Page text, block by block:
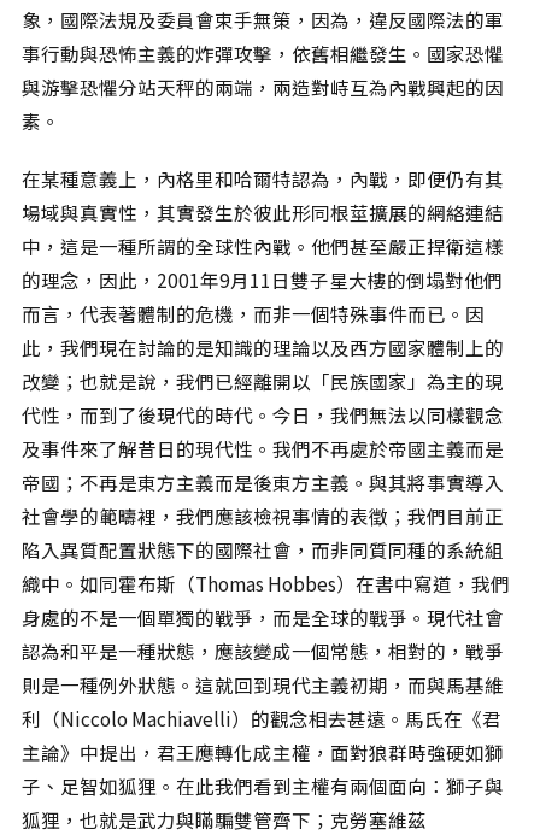
象，國際法規及委員會束手無策，因為，違反國際法的軍
事行動與恐怖主義的炸彈攻擊，依舊相繼發生。國家恐懼
與游擊恐懼分站天秤的兩端，兩造對峙互為內戰興起的因
素。
在某種意義上，內格里和哈爾特認為，內戰，即便仍有其
場域與真實性，其實發生於彼此形同根莖擴展的網絡連結
中，這是一種所謂的全球性內戰。他們甚至嚴正捍衛這樣
的理念，因此，2001年9月11日雙子星大樓的倒塌對他們
而言，代表著體制的危機，而非一個特殊事件而已。因
此，我們現在討論的是知識的理論以及西方國家體制上的
改變；也就是說，我們已經離開以「民族國家」為主的現
代性，而到了後現代的時代。今日，我們無法以同樣觀念
及事件來了解昔日的現代性。我們不再處於帝國主義而是
帝國；不再是東方主義而是後東方主義。與其將事實導入
社會學的範疇裡，我們應該檢視事情的表徵；我們目前正
陷入異質配置狀態下的國際社會，而非同質同種的系統組
織中。如同霍布斯（Thomas Hobbes）在書中寫道，我們
身處的不是一個單獨的戰爭，而是全球的戰爭。現代社會
認為和平是一種狀態，應該變成一個常態，相對的，戰爭
則是一種例外狀態。這就回到現代主義初期，而與馬基維
利（Niccolo Machiavelli）的觀念相去甚遠。馬氏在《君
主論》中提出，君王應轉化成主權，面對狼群時強硬如獅
子、足智如狐狸。在此我們看到主權有兩個面向：獅子與
狐狸，也就是武力與瞞騙雙管齊下；克勞塞維茲